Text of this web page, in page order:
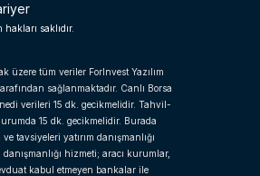
hakları saklıdır.
üzere tüm veriler ForInvest Yazılım
sağlanmaktadır. Canlı Borsa
verileri 15 dk. gecikmelidir. Tahvil-
15 dk. gecikmelidir. Burada
tavsiyeleri yatırım danışmanlığı
danışmanlığı hizmeti; aracı kurumlar,
kabul etmeyen bankalar ile